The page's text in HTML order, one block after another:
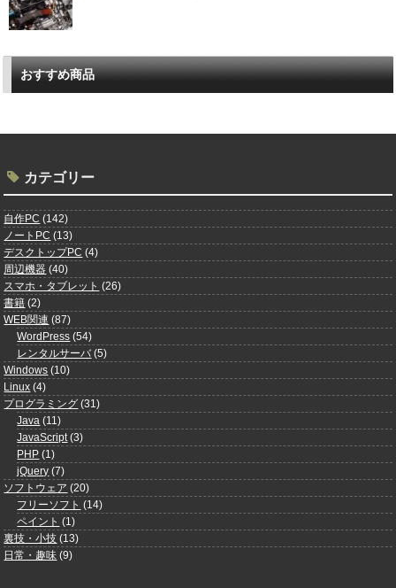
おすすめ商品
カテゴリー
自作PC (142)
ノートPC (13)
デスクトップPC (4)
周辺機器 (40)
スマホ・タブレット (26)
書籍 (2)
WEB関連 (87)
WordPress (54)
レンタルサーバ(5)
Windows (10)
Linux (4)
プログラミング (31)
Java (11)
JavaScript(3)
PHP (1)
jQuery (7)
ソフトウェア (20)
フリーソフト (14)
ペイント (1)
裏技・小技 (13)
日常・趣味 (9)